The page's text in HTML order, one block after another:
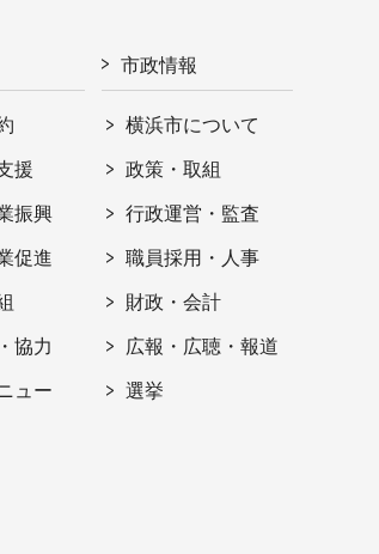
援
振興
促進
協力
ュー
市政情報
横浜市について
政策・取組
行政運営・監査
職員採用・人事
財政・会計
広報・広聴・報道
選挙